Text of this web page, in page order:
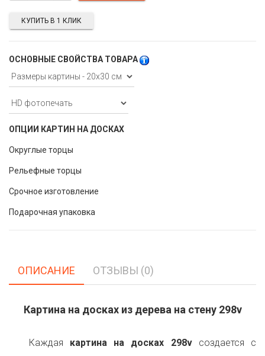
ОСНОВНЫЕ СВОЙСТВА ТОВАРА
ОПЦИИ КАРТИН НА ДОСКАХ
Округлые торцы
Рельефные торцы
Срочное изготовление
Подарочная упаковка
КУПИТЬ В 1 КЛИК
ОПИСАНИЕ ОТЗЫВЫ (0)
Картина на досках из дерева на стену 298v
Каждая картина на досках 298vсоздается с